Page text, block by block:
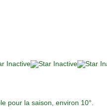
pour la saison, environ 10°.